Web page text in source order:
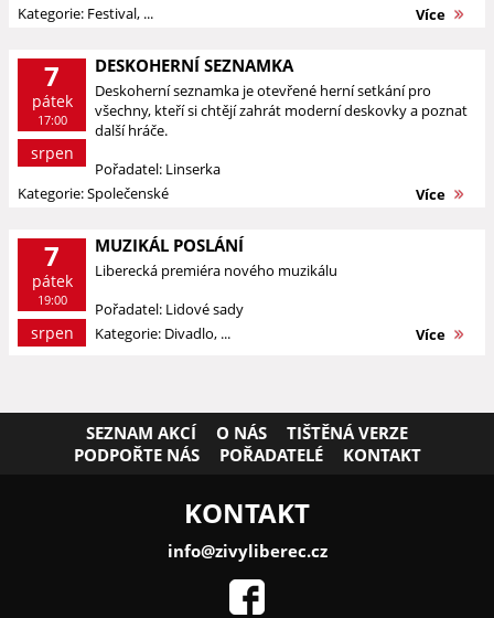
Kategorie: Festival, ...
Více
7
pátek
17:00
srpen
DESKOHERNÍ SEZNAMKA
Deskoherní seznamka je otevřené herní setkání pro
všechny, kteří si chtějí zahrát moderní deskovky a poznat
další hráče.
Pořadatel: Linserka
Kategorie: Společenské
Více
7
pátek
19:00
srpen
MUZIKÁL POSLÁNÍ
Liberecká premiéra nového muzikálu
Pořadatel: Lidové sady
Kategorie: Divadlo, ...
Více
SEZNAM AKCÍ O NÁS
TIŠTĚNÁ VERZE
PODPOŘTE NÁS
POŘADATELÉ KONTAKT
KONTAKT
info@zivyliberec.cz